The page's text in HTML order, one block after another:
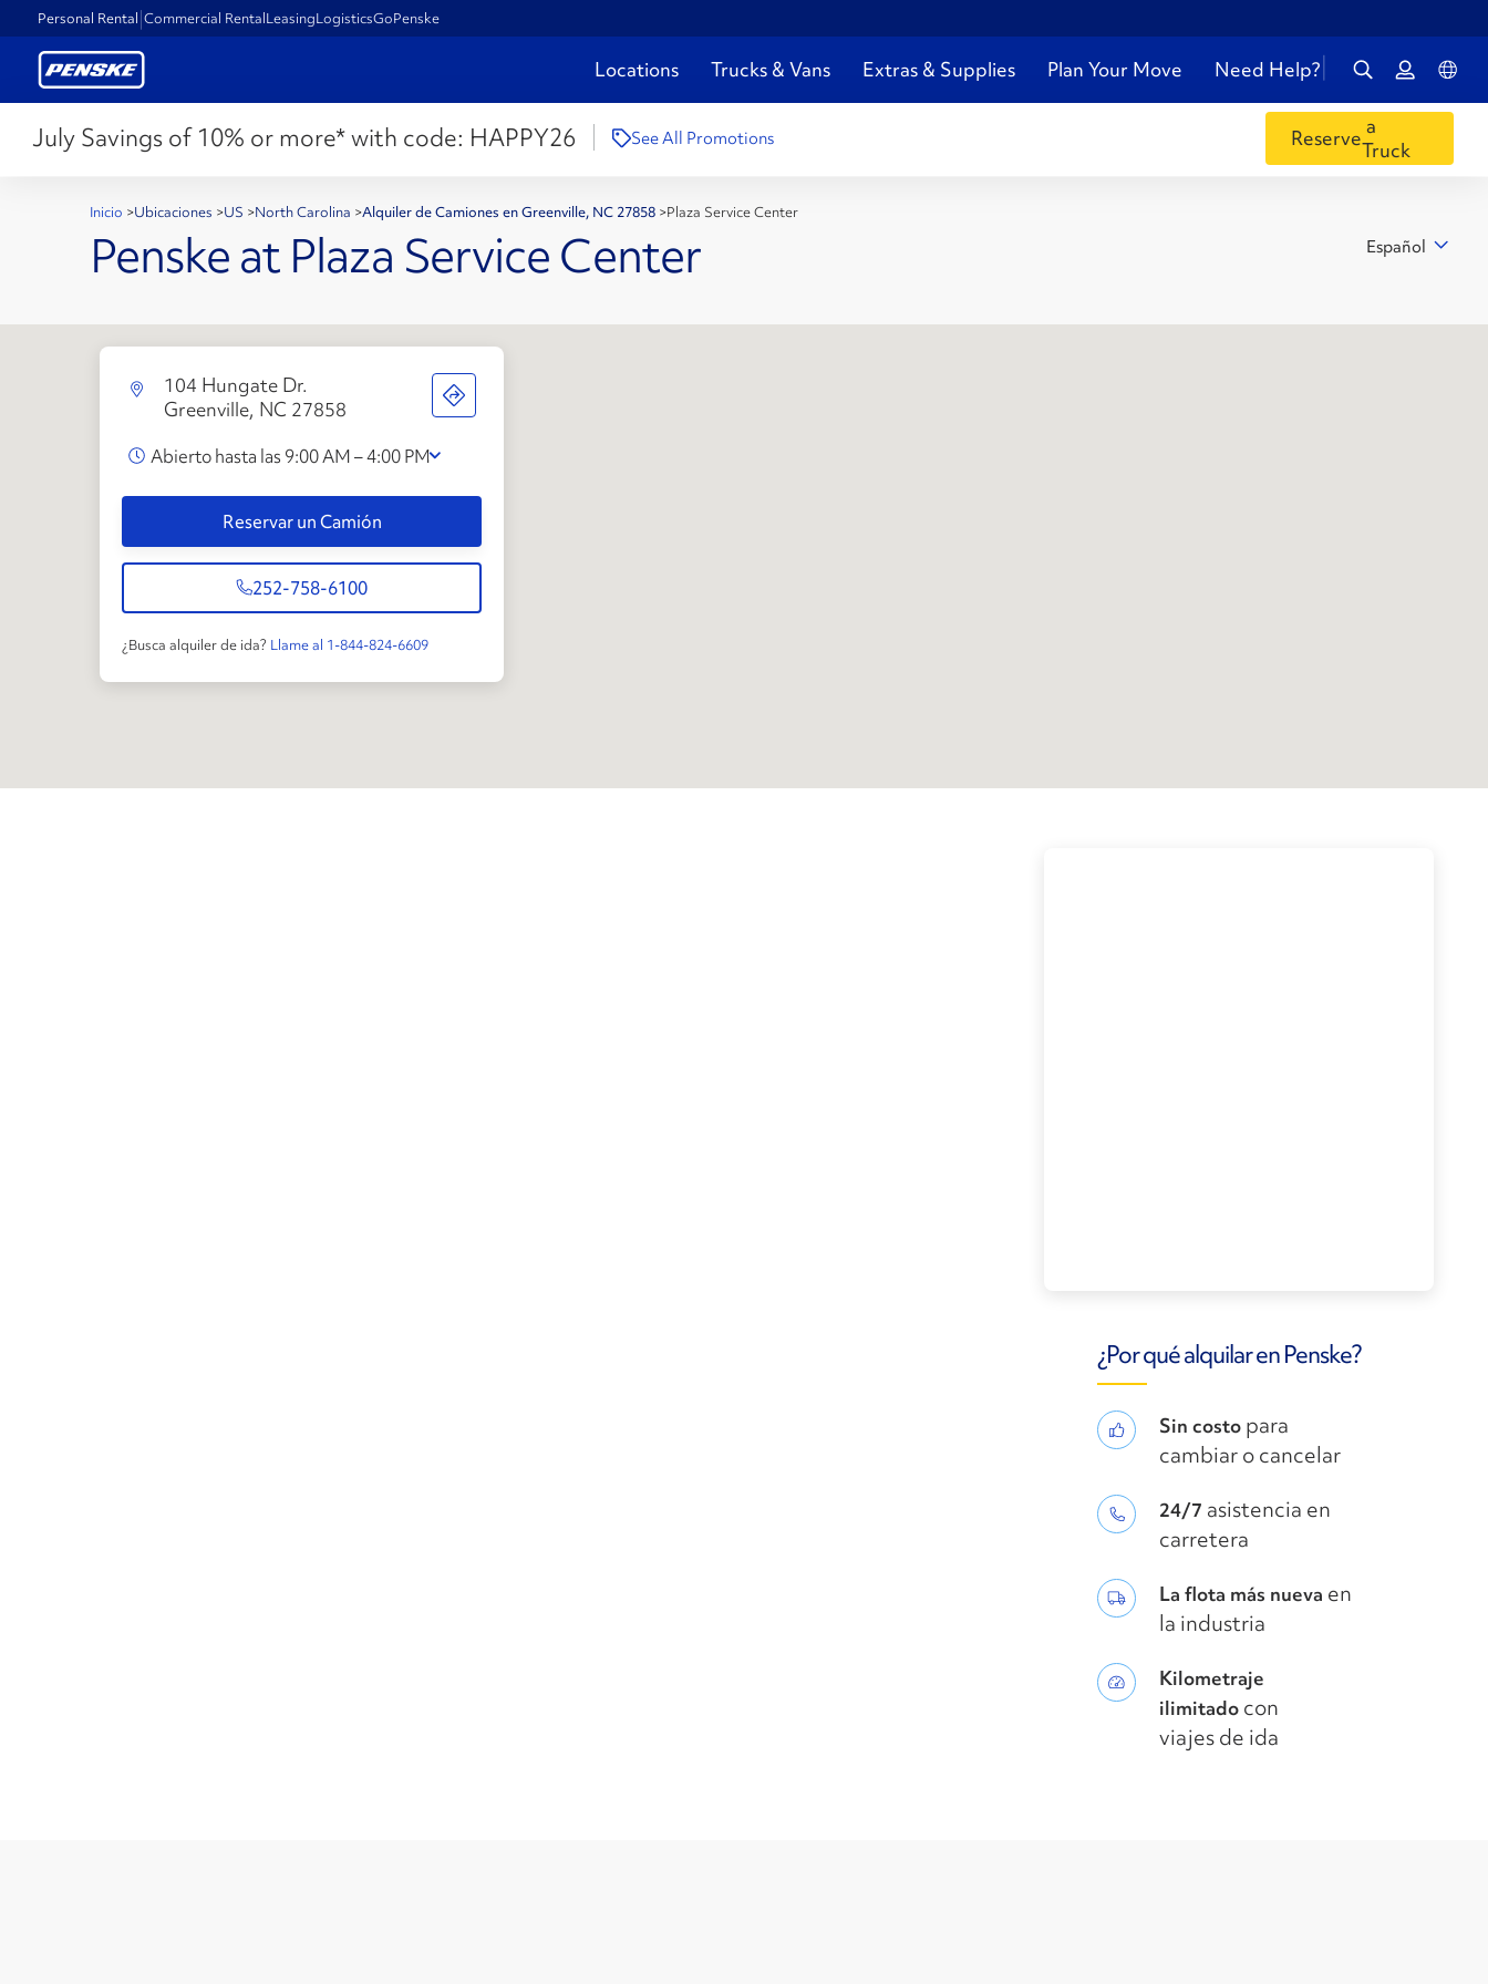
Personal Rental Commercial RentalLeasingLogisticsGoPenske
Locations Trucks & Vans Extras & Supplies Plan Your Move Need Help?
July Savings of 10% or more* with code: HAPPY26 See All Promotions Reservea
Truck
Inicio >Ubicaciones >US >North Carolina >Alquiler de Camiones en Greenville, NC 27858 >Plaza Service Center
Penske at Plaza Service Center Español
104 Hungate Dr.
Greenville, NC 27858
Abierto hasta las 9:00 AM – 4:00 PM
Reservar un Camión
252-758-6100
¿Busca alquiler de ida? Llame al 1-844-824-6609
¿Por qué alquilar en Penske?
Sin costo para
cambiar o cancelar
24/7 asistencia en
carretera
La flota más nueva en
la industria
Kilometraje
ilimitado con
viajes de ida